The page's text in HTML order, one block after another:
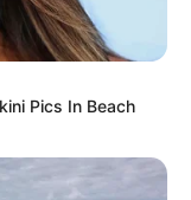
Pics In Beach